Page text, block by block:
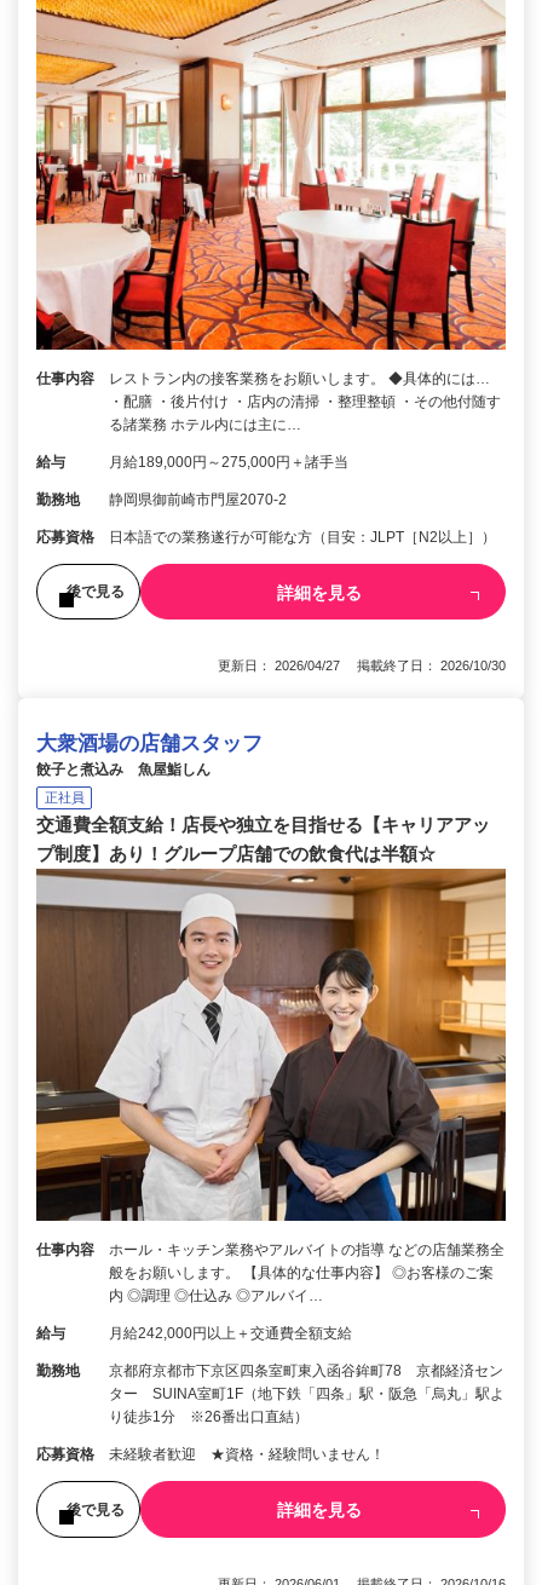
仕事内容
レストラン内の接客業務をお願いします。 ◆具体的には…
・配膳 ・後片付け ・店内の清掃 ・整理整頓 ・その他付随す
る諸業務 ホテル内には主に…
給与 月給189,000円～275,000円＋諸手当
勤務地 静岡県御前崎市門屋2070-2
応募資格 日本語での業務遂行が可能な方（目安：JLPT［N2以上］）
後で見る 詳細を見る
更新日： 2026/04/27 掲載終了日： 2026/10/30
大衆酒場の店舗スタッフ
餃子と煮込み 魚屋鮨しん
正社員
交通費全額支給！店長や独立を目指せる【キャリアアッ
プ制度】あり！グループ店舗での飲食代は半額☆
仕事内容
ホール・キッチン業務やアルバイトの指導 などの店舗業務全
般をお願いします。 【具体的な仕事内容】 ◎お客様のご案
内 ◎調理 ◎仕込み ◎アルバイ…
給与 月給242,000円以上＋交通費全額支給
勤務地
京都府京都市下京区四条室町東入函谷鉾町78 京都経済セン
ター SUINA室町1F（地下鉄「四条」駅・阪急「烏丸」駅よ
り徒歩1分 ※26番出口直結）
応募資格 未経験者歓迎 ★資格・経験問いません！
後で見る 詳細を見る